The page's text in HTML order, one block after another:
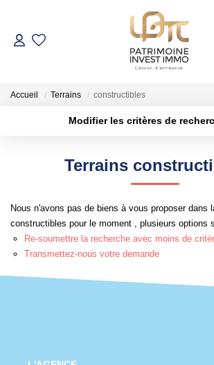
NOS BIENS
Cession D'entreprise
GESTION DE
NOTRE AGENCE
Accueil Terrains constructibles
Modifier les critères de
Rayon
Créer une alerte
Terrains
Nous n'avons pas de biens à vous proposer dans
constructibles pour le moment , plusieurs options
Re-soumettre la recherche avec moins de
Transmettez-nous votre demande